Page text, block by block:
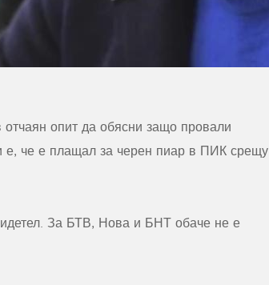
опит да обясни защо провали
е, че е плащал за черен пиар в ПИК срещу
За БТВ, Нова и БНТ обаче не е